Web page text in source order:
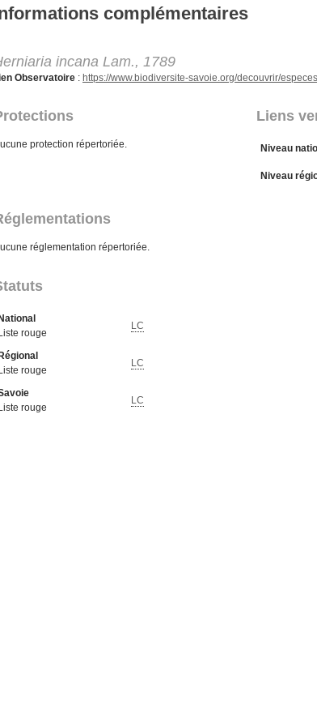
complémentaires
incana Lam., 1789
Observatoire : https://www.biodiversite-savoie.org/decouvrir/
Liens
protection répertoriée. Niveau
Niveau
réglementation répertoriée.
National
Liste rouge
LC
Régional
Liste rouge
LC
Liste rouge
LC